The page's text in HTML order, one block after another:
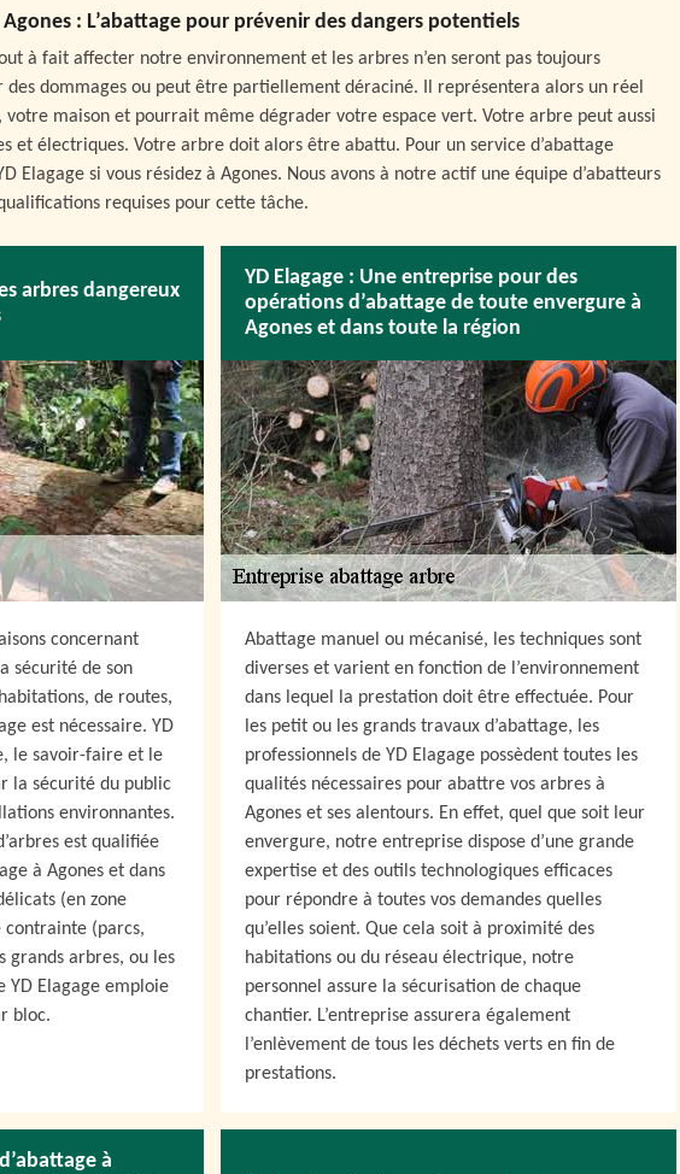
Agones : L’abattage pour prévenir des dangers potentiels
à fait affecter notre environnement et les arbres n’en seront pas toujours
des dommages ou peut être partiellement déraciné. Il représentera alors un réel
votre maison et pourrait même dégrader votre espace vert. Votre arbre peut aussi
et électriques. Votre arbre doit alors être abattu. Pour un service d’abattage
Elagage si vous résidez à Agones. Nous avons à notre actif une équipe d’abatteurs
requises pour cette tâche.
arbres dangereux
concernant
sécurité de son
de routes,
est nécessaire. YD
le savoir-faire et le
la sécurité du public
environnantes.
est qualifiée
à Agones et dans
(en zone
contrainte (parcs,
grands arbres, ou les
YD Elagage emploie
bloc.
YD Elagage : Une entreprise pour des
opérations d’abattage de toute envergure à
Agones et dans toute la région
Abattage manuel ou mécanisé, les techniques sont
diverses et varient en fonction de l’environnement
dans lequel la prestation doit être effectuée. Pour
les petit ou les grands travaux d’abattage, les
professionnels de YD Elagage possèdent toutes les
qualités nécessaires pour abattre vos arbres à
Agones et ses alentours. En effet, quel que soit leur
envergure, notre entreprise dispose d’une grande
expertise et des outils technologiques efficaces
pour répondre à toutes vos demandes quelles
qu’elles soient. Que cela soit à proximité des
habitations ou du réseau électrique, notre
personnel assure la sécurisation de chaque
chantier. L’entreprise assurera également
l’enlèvement de tous les déchets verts en fin de
prestations.
à